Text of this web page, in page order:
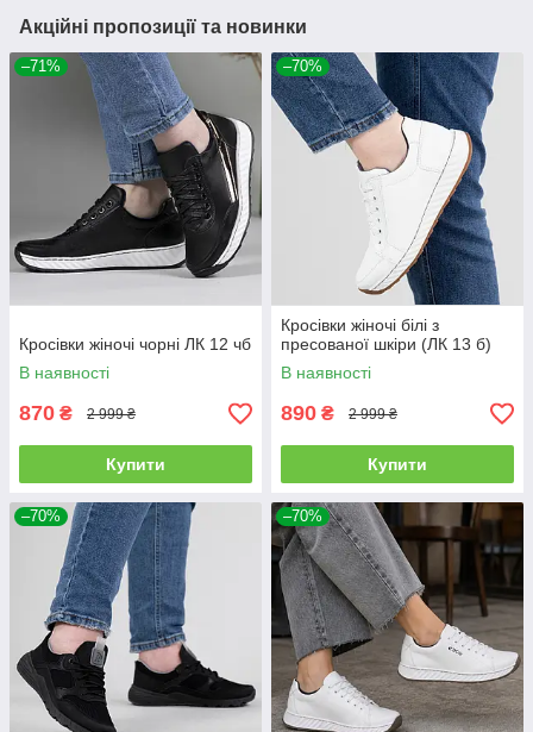
Акційні пропозиції та новинки
–71%
Кросівки жіночі чорні ЛК 12 чб
В наявності
870 ₴ 2 999 ₴
Купити
–70%
Кросівки жіночі білі з
пресованої шкіри (ЛК 13 б)
В наявності
890 ₴ 2 999 ₴
Купити
–70% –70%